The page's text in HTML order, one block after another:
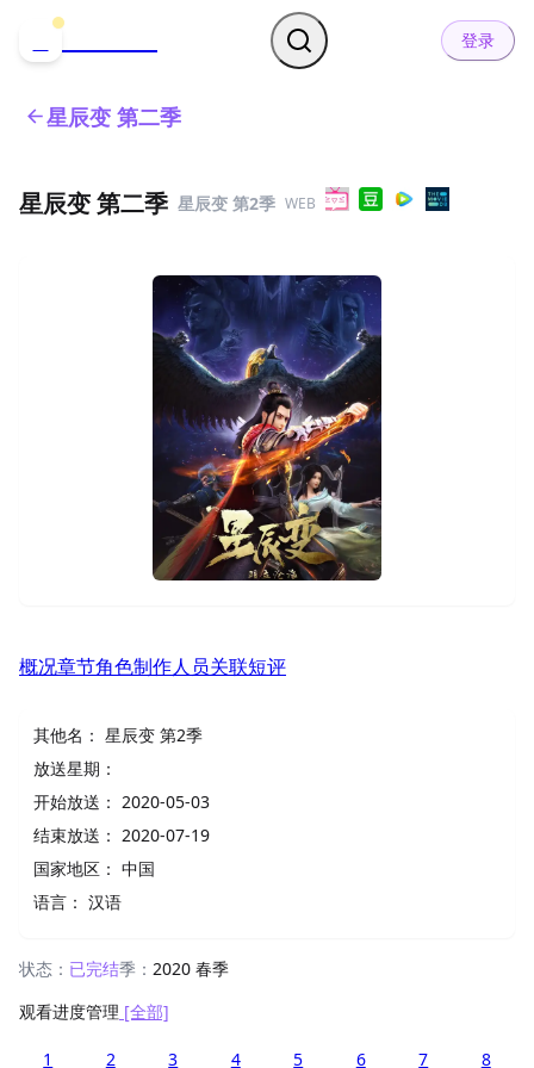
登录
星辰变 第二季
星辰变 第二季 星辰变 第2季 WEB
概况章节角色制作人员关联短评
其他名： 星辰变 第2季
放送星期：
开始放送： 2020-05-03
结束放送： 2020-07-19
国家地区： 中国
语言： 汉语
状态： 已完结季： 2020 春季
观看进度管理 [全部]
1 2 3 4 5 6 7 8